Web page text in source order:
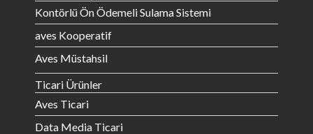
Kontörlü Ön Ödemeli Sulama Sistemi
aves Kooperatif
Aves Müstahsil
Ticari Ürünler
Aves Ticari
Data Media Ticari